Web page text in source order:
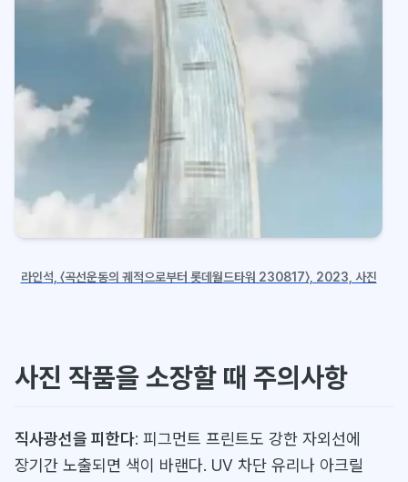
라인석, 〈곡선운동의 궤적으로부터 롯데월드타워 230817〉, 2023, 사진
사진 작품을 소장할 때 주의사항
직사광선을 피한다: 피그먼트 프린트도 강한 자외선에
장기간 노출되면 색이 바랜다. UV 차단 유리나 아크릴